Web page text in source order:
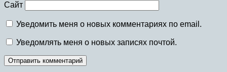
Сайт
Уведомить меня о новых комментариях по email.
Уведомлять меня о новых записях почтой.